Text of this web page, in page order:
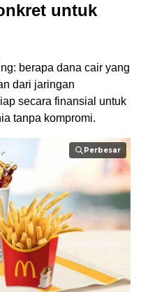
untuk
berapa dana cair yang
dari jaringan
secara finansial untuk
tanpa kompromi.
Perbesar